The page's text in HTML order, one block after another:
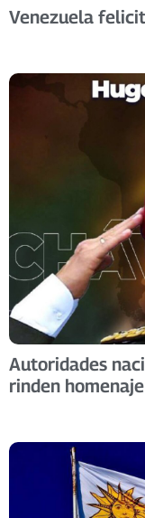
Venezuela
Autoridades
rinden